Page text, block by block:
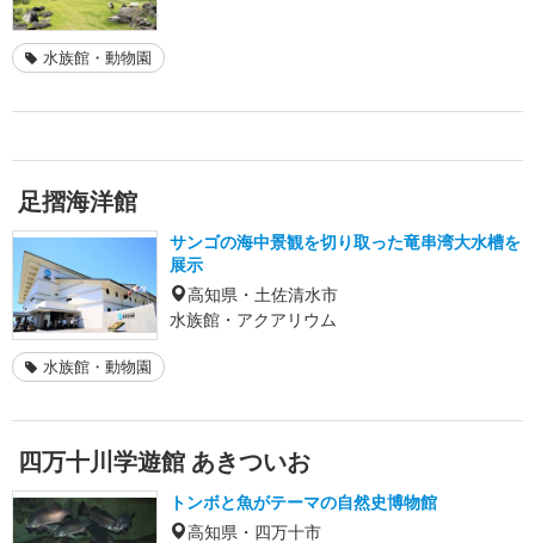
水族館・動物園
足摺海洋館
サンゴの海中景観を切り取った竜串湾大水槽を
展示
高知県・土佐清水市
水族館・アクアリウム
水族館・動物園
四万十川学遊館 あきついお
トンボと魚がテーマの自然史博物館
高知県・四万十市